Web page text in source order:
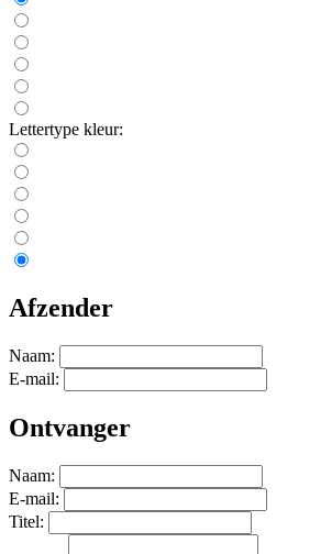
Lettertype kleur:
Afzender
Naam:
E-mail:
Ontvanger
Naam:
E-mail:
Titel: